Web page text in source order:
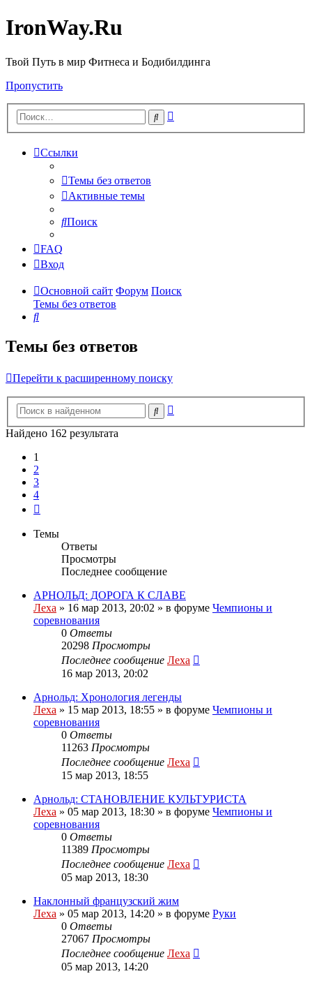
IronWay.Ru
Твой Путь в мир Фитнеса и Бодибилдинга
Пропустить
Поиск
Ссылки
Темы без ответов
Активные темы
Поиск
FAQ
Вход
Основной сайт Форум Поиск
Темы без ответов
Поиск
Темы без ответов
Перейти к расширенному поиску
Поиск
Найдено 162 результата
1
2
3
4
Темы
Ответы
Просмотры
Последнее сообщение
АРНОЛЬД: ДОРОГА К СЛАВЕ
Леха » 16 мар 2013, 20:02 » в форуме Чемпионы и
соревнования
0 Ответы
20298 Просмотры
Последнее сообщение Леха
16 мар 2013, 20:02
Арнольд: Хронология легенды
Леха » 15 мар 2013, 18:55 » в форуме Чемпионы и
соревнования
0 Ответы
11263 Просмотры
Последнее сообщение Леха
15 мар 2013, 18:55
Арнольд: СТАНОВЛЕНИЕ КУЛЬТУРИСТА
Леха » 05 мар 2013, 18:30 » в форуме Чемпионы и
соревнования
0 Ответы
11389 Просмотры
Последнее сообщение Леха
05 мар 2013, 18:30
Наклонный французский жим
Леха » 05 мар 2013, 14:20 » в форуме Руки
0 Ответы
27067 Просмотры
Последнее сообщение Леха
05 мар 2013, 14:20